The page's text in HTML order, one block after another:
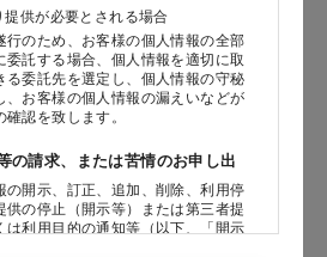
供が必要とされる場合
行のため、お客様の個人情報の全部
委託する場合、個人情報を適切に取
る委託先を選定し、個人情報の守秘
、お客様の個人情報の漏えいなどが
認を致します。
の請求、または苦情のお申し出
の開示、訂正、追加、削除、利用停
供の停止（開示等）または第三者提
は利用目的の通知等（以下、「開示
い合わせにつきましては、内容欄に『店
と幸いです。